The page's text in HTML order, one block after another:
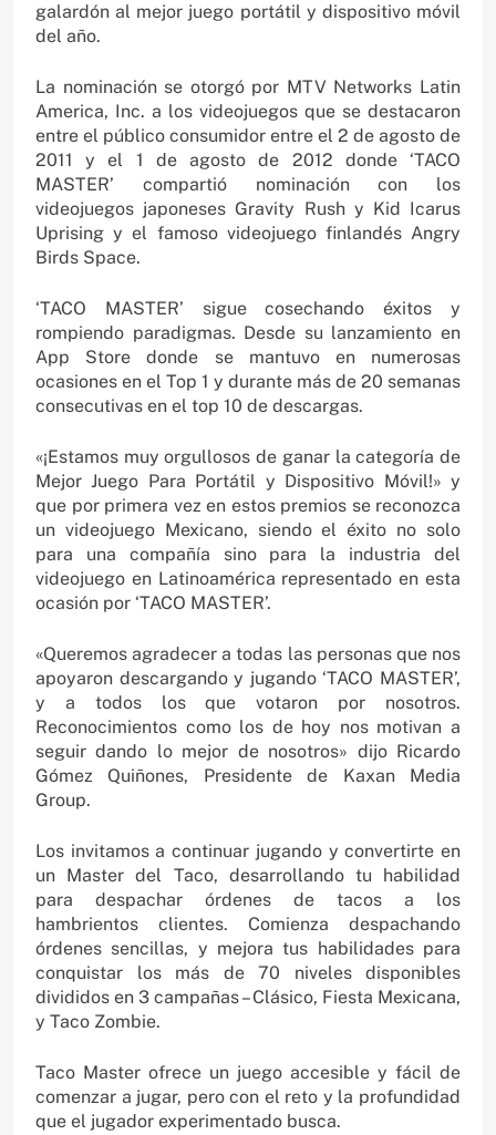
galardón al mejor juego portátil y dispositivo móvil
del año.
La nominación se otorgó por MTV Networks Latin
America, Inc. a los videojuegos que se destacaron
entre el público consumidor entre el 2 de agosto de
2011 y el 1 de agosto de 2012 donde ‘TACO
MASTER’ compartió nominación con los
videojuegos japoneses Gravity Rush y Kid Icarus
Uprising y el famoso videojuego finlandés Angry
Birds Space.
‘TACO MASTER’ sigue cosechando éxitos y
rompiendo paradigmas. Desde su lanzamiento en
App Store donde se mantuvo en numerosas
ocasiones en el Top 1 y durante más de 20 semanas
consecutivas en el top 10 de descargas.
«¡Estamos muy orgullosos de ganar la categoría de
Mejor Juego Para Portátil y Dispositivo Móvil!» y
que por primera vez en estos premios se reconozca
un videojuego Mexicano, siendo el éxito no solo
para una compañía sino para la industria del
videojuego en Latinoamérica representado en esta
ocasión por ‘TACO MASTER’.
«Queremos agradecer a todas las personas que nos
apoyaron descargando y jugando ‘TACO MASTER’,
y a todos los que votaron por nosotros.
Reconocimientos como los de hoy nos motivan a
seguir dando lo mejor de nosotros» dijo Ricardo
Gómez Quiñones, Presidente de Kaxan Media
Group.
Los invitamos a continuar jugando y convertirte en
un Master del Taco, desarrollando tu habilidad
para despachar órdenes de tacos a los
hambrientos clientes. Comienza despachando
órdenes sencillas, y mejora tus habilidades para
conquistar los más de 70 niveles disponibles
divididos en 3 campañas – Clásico, Fiesta Mexicana,
y Taco Zombie.
Taco Master ofrece un juego accesible y fácil de
comenzar a jugar, pero con el reto y la profundidad
que el jugador experimentado busca.